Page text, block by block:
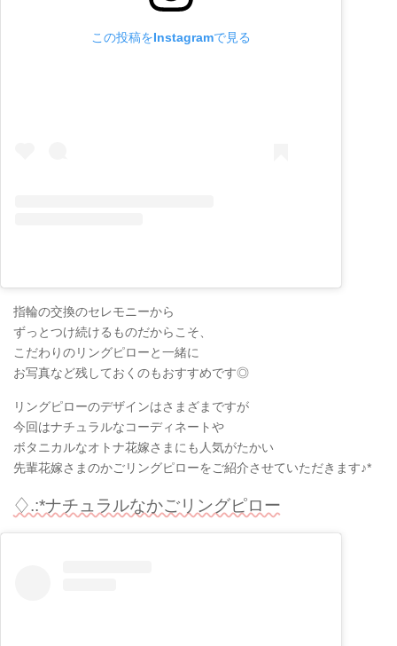
この投稿をInstagramで見る
指輪の交換のセレモニーから
ずっとつけ続けるものだからこそ、
こだわりのリングピローと一緒に
お写真など残しておくのもおすすめです◎
リングピローのデザインはさまざまですが
今回はナチュラルなコーディネートや
ボタニカルなオトナ花嫁さまにも人気がたかい
先輩花嫁さまのかごリングピローをご紹介させていただきます♪*
♢.:*ナチュラルなかごリングピロー